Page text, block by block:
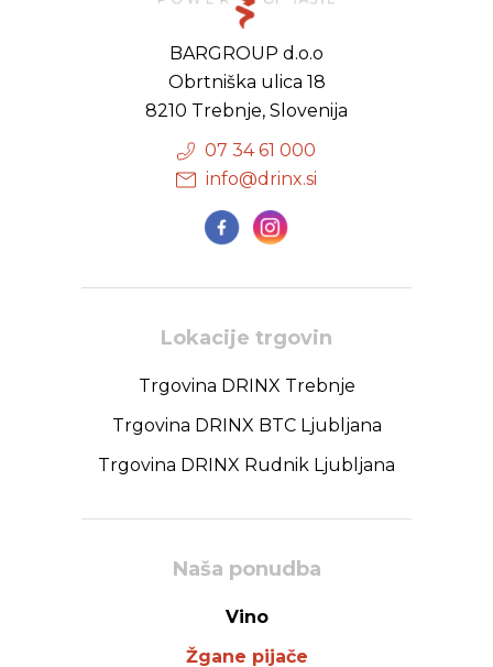
BARGROUP d.o.o
Obrtniška ulica 18
8210 Trebnje, Slovenija
07 34 61 000
info@drinx.si
Lokacije trgovin
Trgovina DRINX Trebnje
Trgovina DRINX BTC Ljubljana
Trgovina DRINX Rudnik Ljubljana
Naša ponudba
Vino
Žgane pijače